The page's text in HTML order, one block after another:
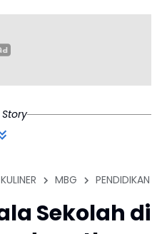
Mendukung
Sampah dan
Penghijauan di
KULINER MBG PENDIDIKAN
Sekolah di